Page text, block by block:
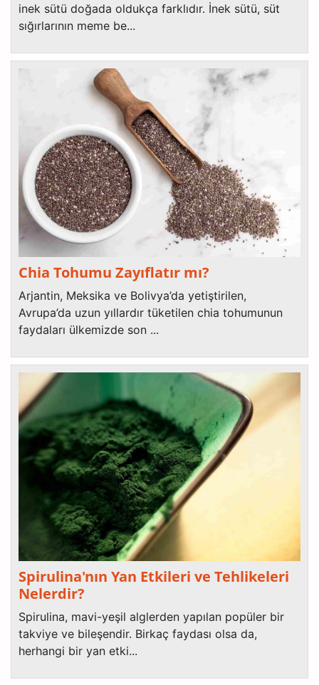
inek sütü doğada oldukça farklıdır. İnek sütü, süt
sığırlarının meme be...
Chia Tohumu Zayıflatır mı?
Arjantin, Meksika ve Bolivya’da yetiştirilen,
Avrupa’da uzun yıllardır tüketilen chia tohumunun
faydaları ülkemizde son ...
Spirulina'nın Yan Etkileri ve Tehlikeleri
Nelerdir?
Spirulina, mavi-yeşil alglerden yapılan popüler bir
takviye ve bileşendir. Birkaç faydası olsa da,
herhangi bir yan etki...